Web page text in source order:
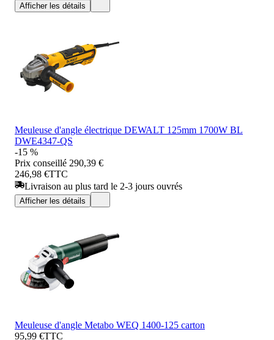
Afficher les détails
Meuleuse d'angle électrique DEWALT 125mm 1700W BL
DWE4347-QS
-15 %
Prix conseillé 290,39 €
246,98 €TTC
Livraison au plus tard le 2-3 jours ouvrés
Afficher les détails
Meuleuse d'angle Metabo WEQ 1400-125 carton
95,99 €TTC